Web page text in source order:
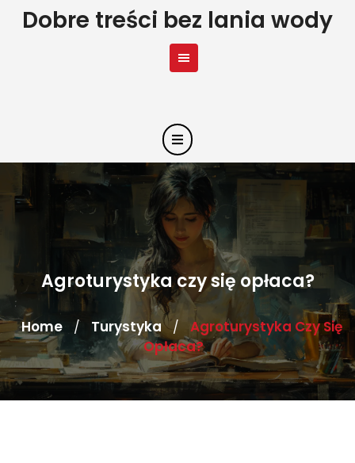
SkipDobre treści bez lania wody
Agroturystyka czy się opłaca?
Home / Turystyka /
Agroturystyka Czy Się
Opłaca?